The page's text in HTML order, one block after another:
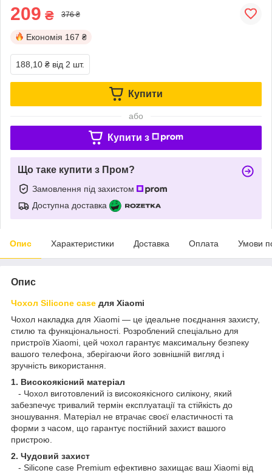
209 ₴ 376 ₴
Економія 167 ₴
188,10 ₴ від 2 шт.
Купити
або
Купити з
Що таке купити з Пром?
Замовлення під захистом
Доступна доставка
Опис Характеристики Доставка Оплата Умови
Опис
Чохол Silicone case для Xiaomi
Чохол накладка для Xiaomi — це ідеальне поєднання захисту,
стилю та функціональності. Розроблений спеціально для
пристроїв Xiaomi, цей чохол гарантує максимальну безпеку
вашого телефона, зберігаючи його зовнішній вигляд і
зручність використання.
1. Високоякісний матеріал
- Чохол виготовлений із високоякісного силікону, який
забезпечує тривалий термін експлуатації та стійкість до
зношування. Матеріал не втрачає своєї еластичності та
форми з часом, що гарантує постійний захист вашого
пристрою.
2. Чудовий захист
- Silicone case Premium ефективно захищає ваш Xiaomi від